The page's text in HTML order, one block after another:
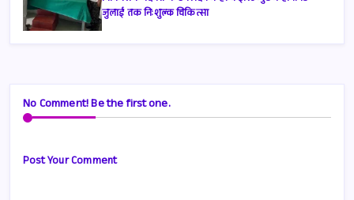
जुलाई तक निःशुल्क चिकित्सा
No Comment! Be the first one.
Post Your Comment